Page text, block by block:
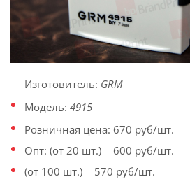
Изготовитель: GRM
Модель: 4915
Розничная цена: 670 руб/шт.
Опт: (от 20 шт.) = 600 руб/шт.
(от 100 шт.) = 570 руб/шт.